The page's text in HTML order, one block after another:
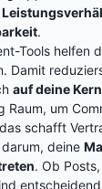
.
Tools helfen
Damit
auf deine
Raum, um
schafft
deine
. Ob Posts,